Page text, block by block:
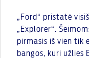
„Ford“ pristatė
„Explorer“.
pirmasis iš vien tik
bangos, kuri užlies